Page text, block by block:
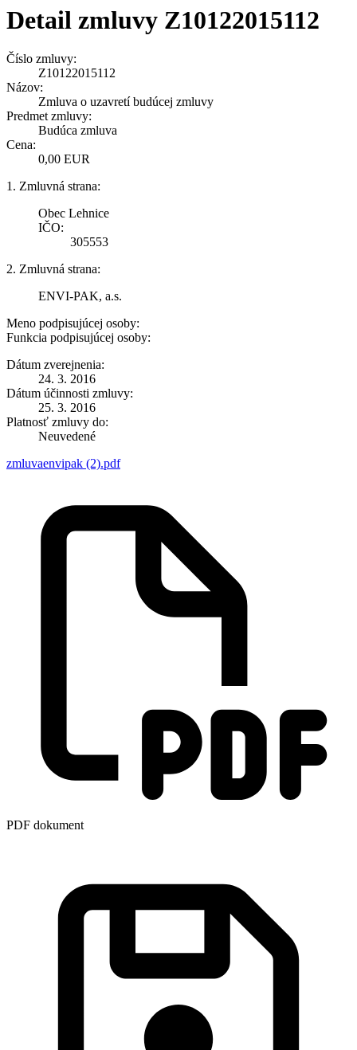
Detail zmluvy Z10122015112
Číslo zmluvy:
Z10122015112
Názov:
Zmluva o uzavretí budúcej zmluvy
Predmet zmluvy:
Budúca zmluva
Cena:
0,00 EUR
1. Zmluvná strana:
Obec Lehnice
IČO:
305553
2. Zmluvná strana:
ENVI-PAK, a.s.
Meno podpisujúcej osoby:
Funkcia podpisujúcej osoby:
Dátum zverejnenia:
24. 3. 2016
Dátum účinnosti zmluvy:
25. 3. 2016
Platnosť zmluvy do:
Neuvedené
zmluvaenvipak (2).pdf
PDF dokument